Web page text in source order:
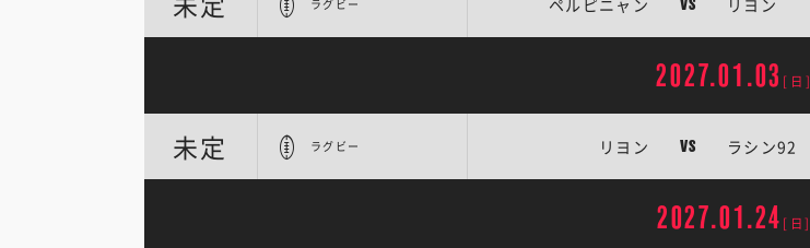
ラグビー ペルピニャン VS リヨン
2027.01.03 [日]
未定 ラグビー リヨン VS ラシン92
2027.01.24 [日]